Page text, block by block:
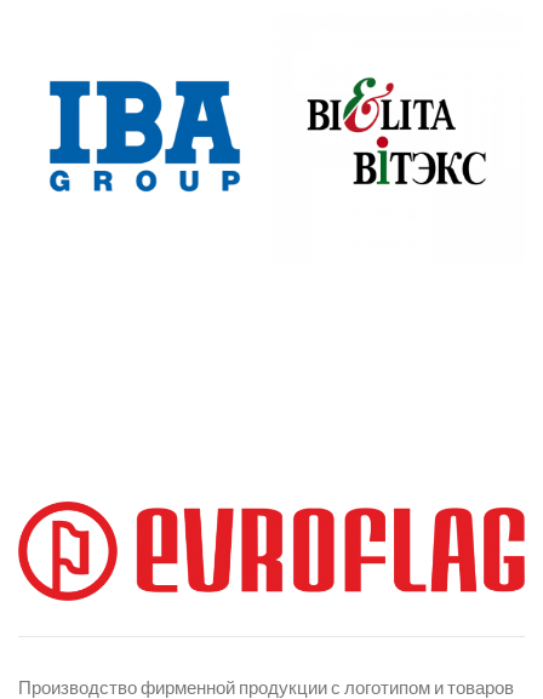
Производство фирменной продукции с логотипом и товаров